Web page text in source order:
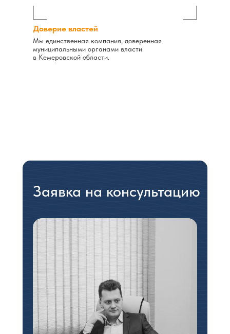
Доверие властей
Мы единственная компания, доверенная
муниципальными органами власти
в Кемеровской области.
Заявка на консультацию